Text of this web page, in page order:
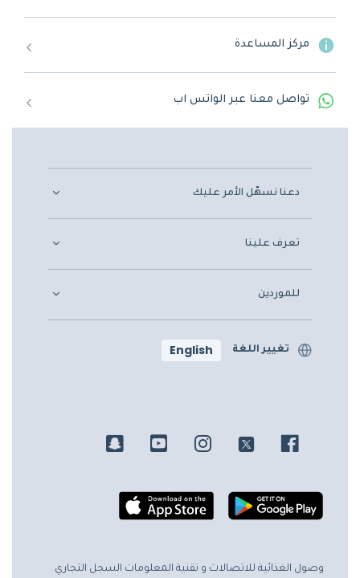
مركز المساعدة
تواصل معنا عبر الواتس اب
دعنا نسهّل الأمر عليك
تعرف علينا
للموردين
تغيير اللغة English
وصول الغذائية للاتصالات و تقنية المعلومات السجل التجاري